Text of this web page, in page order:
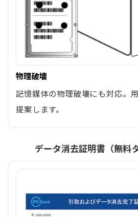
物理破壊
記憶媒体の物理破壊にも対応。
提案します。
データ消去証明書（無料